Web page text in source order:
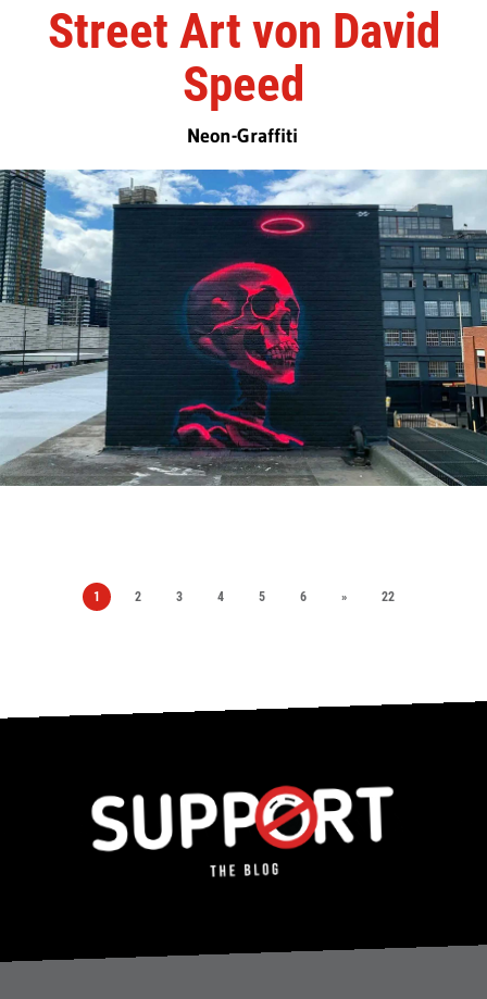
Street Art von David
Speed
Neon-Graffiti
1 2 3 4 5 6 » 22